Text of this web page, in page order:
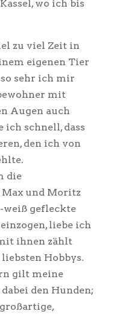
wo ich bis
zu viel Zeit in
eigenen Tier
sehr ich mir
mit
Augen auch
ich schnell, dass
den ich von
die
und Moritz
weiß gefleckte
liebe ich
ihnen zählt
Hobbys.
gilt meine
den Hunden;